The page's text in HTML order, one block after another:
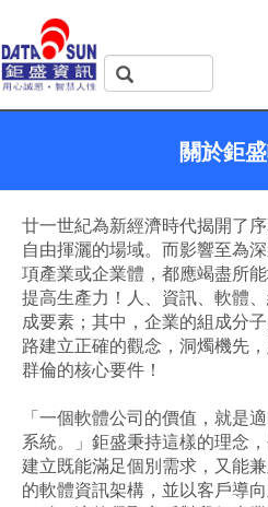
關於鉅
廿一世紀為新經濟時代揭開了
自由揮灑的場域。而影響至為
項產業或企業體，都應竭盡所
提高生產力！人、資訊、軟體
成要素；其中，企業的組成分
路建立正確的觀念，洞燭機先
群倫的核心要件！
「一個軟體公司的價值，就是
系統。」鉅盛秉持這樣的理念
建立既能滿足個別需求，又能
的軟體資訊架構，並以客戶導